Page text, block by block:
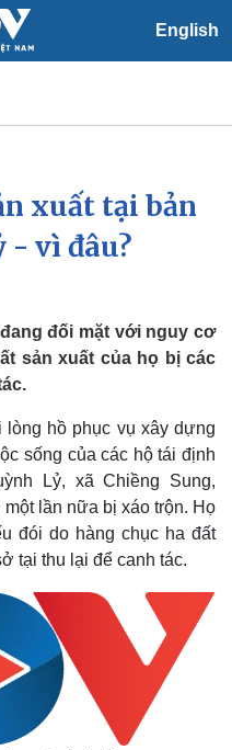
English
Xã hội
Tin 24h
Dự báo thời tiết
Việc làm
Biển đảo
xuất tại bản
- vì đâu?
đối mặt với nguy cơ
sản xuất của họ bị các
lòng hồ phục vụ xây dựng
sống của các hộ tái định
Lỷ, xã Chiềng Sung,
lần nữa bị xáo trộn. Họ
đói do hàng chục ha đất
tại thu lại để canh tác.